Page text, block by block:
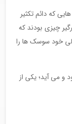
که دائم تکثیر
چیزی بودند که
خود سوسک ها را
می آید؛ یکی از